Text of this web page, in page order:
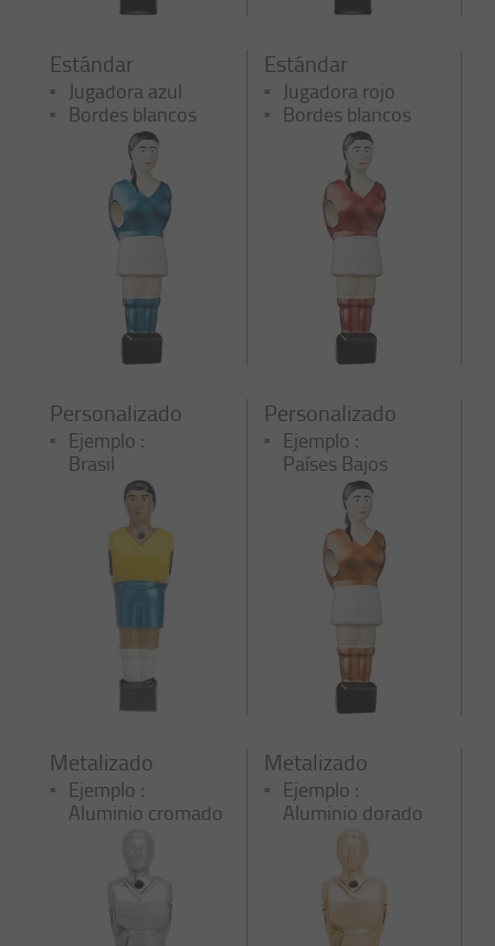
Estándar
Jugadora azul
Bordes blancos
Estándar
Jugadora rojo
Bordes blancos
Personalizado
Ejemplo :
Brasil
Personalizado
Ejemplo :
Países Bajos
Metalizado
Ejemplo :
Aluminio cromado
Metalizado
Ejemplo :
Aluminio dorado